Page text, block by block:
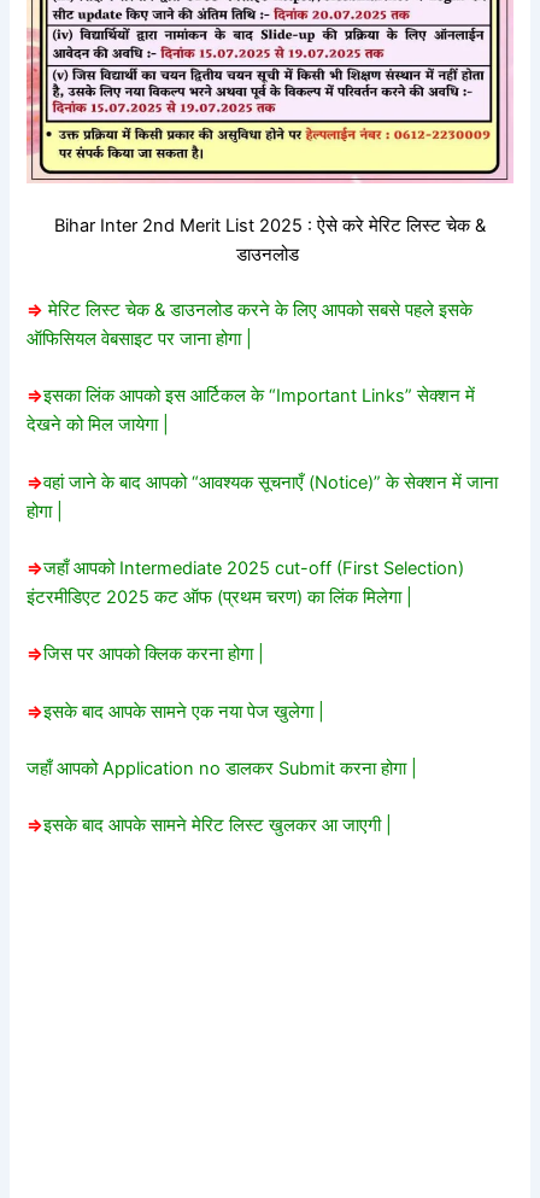
Bihar Inter 2nd Merit List 2025 : ऐसे करे मेरिट लिस्ट चेक &
डाउनलोड
=> मेरिट लिस्ट चेक & डाउनलोड करने के लिए आपको सबसे पहले इसके
ऑफिसियल वेबसाइट पर जाना होगा |
=>इसका लिंक आपको इस आर्टिकल के “Important Links” सेक्शन में
देखने को मिल जायेगा |
=>वहां जाने के बाद आपको “आवश्यक सूचनाएँ (Notice)” के सेक्शन में जाना
होगा |
=>जहाँ आपको Intermediate 2025 cut-off (First Selection)
इंटरमीडिएट 2025 कट ऑफ (प्रथम चरण) का लिंक मिलेगा |
=>जिस पर आपको क्लिक करना होगा |
=>इसके बाद आपके सामने एक नया पेज खुलेगा |
जहाँ आपको Application no डालकर Submit करना होगा |
=>इसके बाद आपके सामने मेरिट लिस्ट खुलकर आ जाएगी |